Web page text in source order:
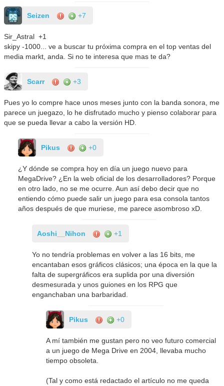
Seizen +7
Sir_Astral +1
skipy -1000... ve a buscar tu próxima compra en el top ventas del
media markt, anda. Si no te interesa que mas te da?
Scarr +3
Pues yo lo compre hace unos meses junto con la banda sonora, me
parece un juegazo, lo he disfrutado mucho y pienso colaborar para
que se pueda llevar a cabo la versión HD.
Pikus +0
¿Y dónde se compra hoy en día un juego nuevo para
MegaDrive? ¿En la web oficial de los desarrolladores? Porque
en otro lado, no se me ocurre. Aun así debo decir que no
entiendo cómo puede salir un juego para esa consola tantos
años después de que muriese, me parece asombroso xD.
Aoshi__Nihon +1
Yo no tendría problemas en volver a las 16 bits, me
encantaban esos gráficos clásicos; una época en la que la
falta de supergráficos era suplida por una diversión
desmesurada y unos guiones en los RPG que
enganchaban una barbaridad.
Pikus +0
A mí también me gustan pero no veo futuro comercial
a un juego de Mega Drive en 2004, llevaba mucho
tiempo obsoleta.
(Tal y como está redactado el artículo no me queda